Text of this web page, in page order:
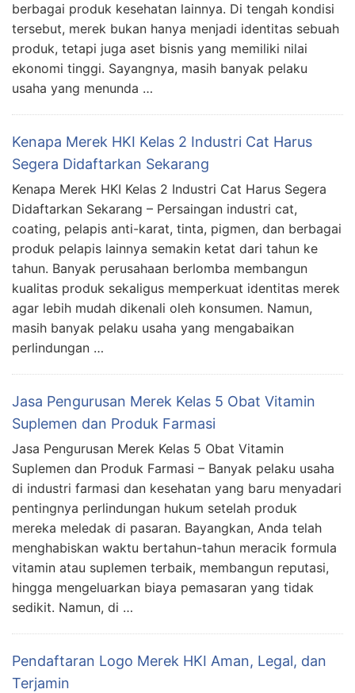
berbagai produk kesehatan lainnya. Di tengah kondisi
tersebut, merek bukan hanya menjadi identitas sebuah
produk, tetapi juga aset bisnis yang memiliki nilai
ekonomi tinggi. Sayangnya, masih banyak pelaku
usaha yang menunda …
Kenapa Merek HKI Kelas 2 Industri Cat Harus
Segera Didaftarkan Sekarang
Kenapa Merek HKI Kelas 2 Industri Cat Harus Segera
Didaftarkan Sekarang – Persaingan industri cat,
coating, pelapis anti-karat, tinta, pigmen, dan berbagai
produk pelapis lainnya semakin ketat dari tahun ke
tahun. Banyak perusahaan berlomba membangun
kualitas produk sekaligus memperkuat identitas merek
agar lebih mudah dikenali oleh konsumen. Namun,
masih banyak pelaku usaha yang mengabaikan
perlindungan …
Jasa Pengurusan Merek Kelas 5 Obat Vitamin
Suplemen dan Produk Farmasi
Jasa Pengurusan Merek Kelas 5 Obat Vitamin
Suplemen dan Produk Farmasi – Banyak pelaku usaha
di industri farmasi dan kesehatan yang baru menyadari
pentingnya perlindungan hukum setelah produk
mereka meledak di pasaran. Bayangkan, Anda telah
menghabiskan waktu bertahun-tahun meracik formula
vitamin atau suplemen terbaik, membangun reputasi,
hingga mengeluarkan biaya pemasaran yang tidak
sedikit. Namun, di …
Pendaftaran Logo Merek HKI Aman, Legal, dan
Terjamin